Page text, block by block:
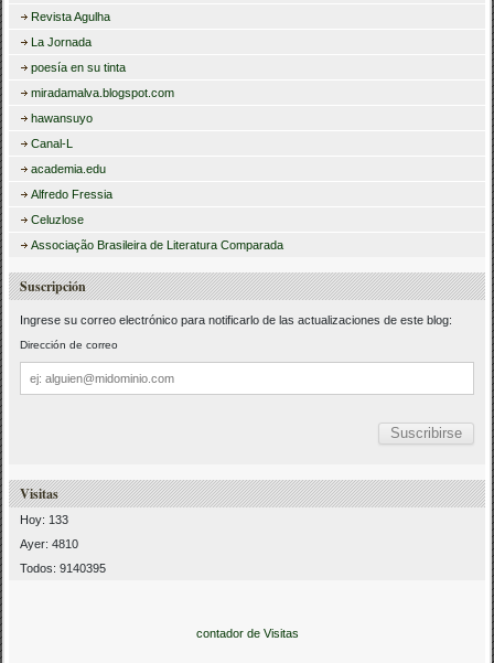
Revista Agulha
La Jornada
poesía en su tinta
miradamalva.blogspot.com
hawansuyo
Canal-L
academia.edu
Alfredo Fressia
Celuzlose
Associação Brasileira de Literatura Comparada
Suscripción
Ingrese su correo electrónico para notificarlo de las actualizaciones de este blog:
Dirección de correo
Dirección
de
correo
Visitas
Hoy: 133
Ayer: 4810
Todos: 9140395
contador de Visitas